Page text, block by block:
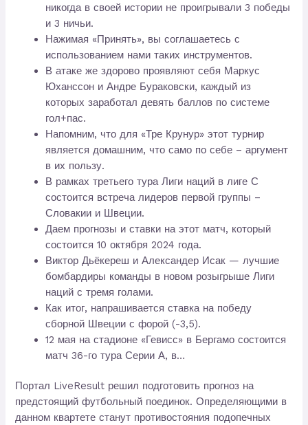
никогда в своей истории не проигрывали 3 победы
и 3 ничьи.
Нажимая «Принять», вы соглашаетесь с
использованием нами таких инструментов.
В атаке же здорово проявляют себя Маркус
Юханссон и Андре Бураковски, каждый из
которых заработал девять баллов по системе
гол+пас.
Напомним, что для «Тре Крунур» этот турнир
является домашним, что само по себе – аргумент
в их пользу.
В рамках третьего тура Лиги наций в лиге С
состоится встреча лидеров первой группы –
Словакии и Швеции.
Даем прогнозы и ставки на этот матч, который
состоится 10 октября 2024 года.
Виктор Дьёкереш и Александер Исак — лучшие
бомбардиры команды в новом розыгрыше Лиги
наций с тремя голами.
Как итог, напрашивается ставка на победу
сборной Швеции с форой (-3,5).
12 мая на стадионе «Гевисс» в Бергамо состоится
матч 36-го тура Серии А, в…
Портал LiveResult решил подготовить прогноз на
предстоящий футбольный поединок. Определяющими в
данном квартете станут противостояния подопечных